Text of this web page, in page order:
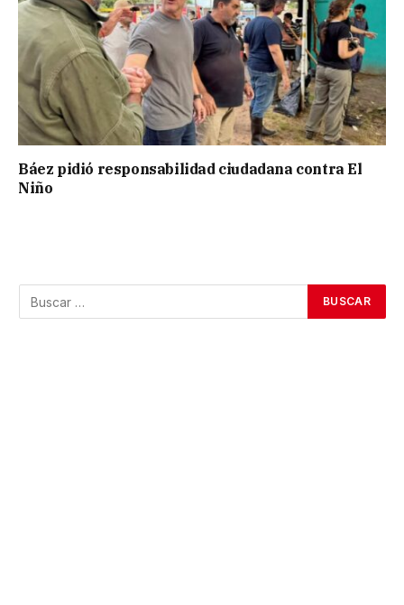
Báez pidió responsabilidad ciudadana contra El
Niño